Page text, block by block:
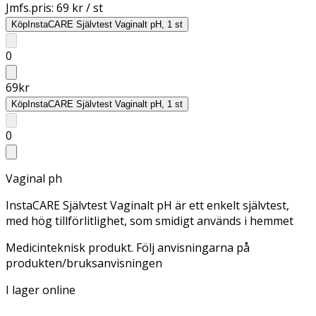
Jmfs.pris: 69 kr / st
KöpInstaCARE Självtest Vaginalt pH, 1 st
0
69kr
KöpInstaCARE Självtest Vaginalt pH, 1 st
0
Vaginal ph
InstaCARE Självtest Vaginalt pH är ett enkelt självtest,
med hög tillförlitlighet, som smidigt används i hemmet
Medicinteknisk produkt. Följ anvisningarna på
produkten/bruksanvisningen
I lager online